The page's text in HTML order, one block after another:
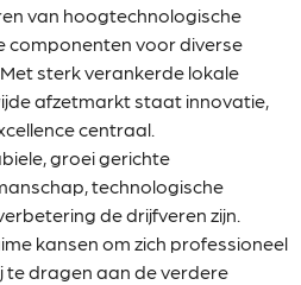
van hoogtechnologische
componenten voor diverse
sterk verankerde lokale
afzetmarkt staat innovatie,
centraal.
groei gerichte
technologische
de drijfveren zijn.
kansen om zich professioneel
te dragen aan de verdere